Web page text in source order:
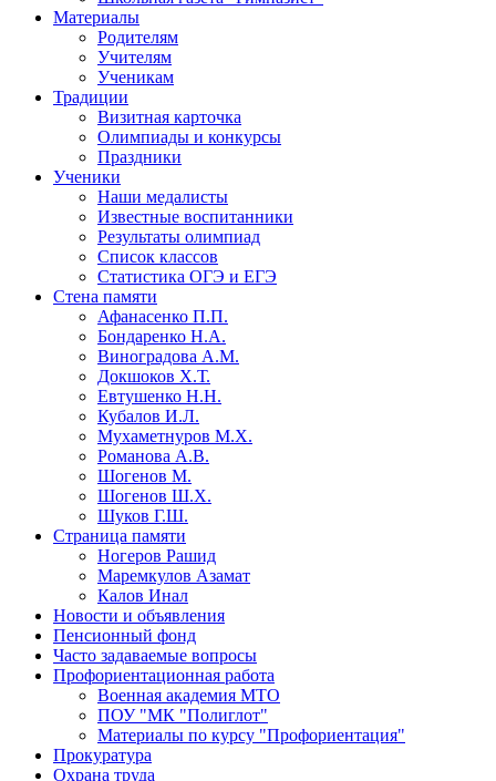
Материалы
Родителям
Учителям
Ученикам
Традиции
Визитная карточка
Олимпиады и конкурсы
Праздники
Ученики
Наши медалисты
Известные воспитанники
Результаты олимпиад
Список классов
Статистика ОГЭ и ЕГЭ
Стена памяти
Афанасенко П.П.
Бондаренко Н.А.
Виноградова А.М.
Докшоков Х.Т.
Евтушенко Н.Н.
Кубалов И.Л.
Мухаметнуров М.Х.
Романова А.В.
Шогенов М.
Шогенов Ш.Х.
Шуков Г.Ш.
Страница памяти
Ногеров Рашид
Маремкулов Азамат
Калов Инал
Новости и объявления
Пенсионный фонд
Часто задаваемые вопросы
Профориентационная работа
Военная академия МТО
ПОУ "МК "Полиглот"
Материалы по курсу "Профориентация"
Прокуратура
Охрана труда